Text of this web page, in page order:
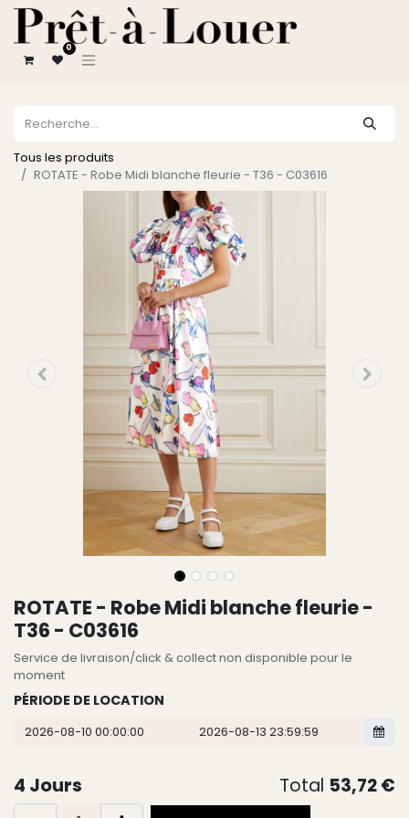
0
Tous les produits
ROTATE - Robe Midi blanche fleurie - T36 - C03616
ROTATE - Robe Midi blanche fleurie -
T36 - C03616
Service de livraison/click & collect non disponible pour le
moment
PÉRIODE DE LOCATION
4 Jours Total 53,72€